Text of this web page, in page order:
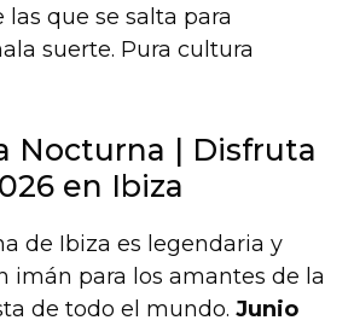
las que se salta para
suerte. Pura cultura
Nocturna | Disfruta
en Ibiza
de Ibiza es legendaria y
imán para los amantes de la
de todo el mundo. Junio